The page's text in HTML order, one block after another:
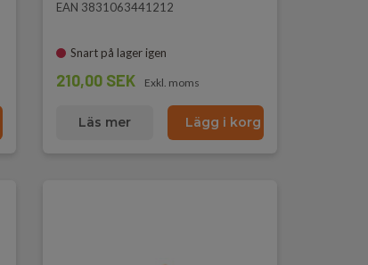
EAN 3831063441212
Snart på lager igen
210,00 SEK Exkl. moms
Läs mer Lägg i korg